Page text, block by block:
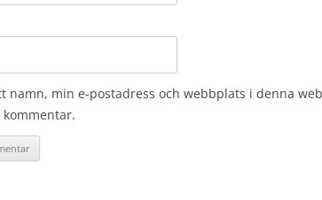
namn, min e-postadress och webbplats i denna